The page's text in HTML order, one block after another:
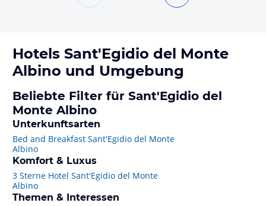
Hotels Sant'Egidio del Monte
Albino und Umgebung
Beliebte Filter für Sant'Egidio del
Monte Albino
Unterkunftsarten
Bed and Breakfast Sant'Egidio del Monte
Albino
Komfort & Luxus
3 Sterne Hotel Sant'Egidio del Monte
Albino
Themen & Interessen